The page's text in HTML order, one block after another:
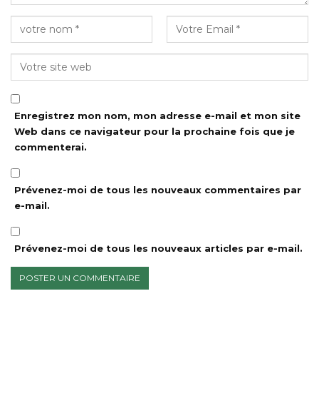
Enregistrez mon nom, mon adresse e-mail et mon site
Web dans ce navigateur pour la prochaine fois que je
commenterai.
Prévenez-moi de tous les nouveaux commentaires par
e-mail.
Prévenez-moi de tous les nouveaux articles par e-mail.